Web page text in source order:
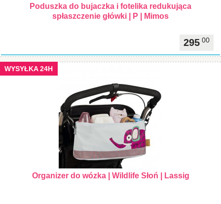
Poduszka do bujaczka i fotelika redukująca
spłaszczenie główki | P | Mimos
295 00
WYSYŁKA 24H
Organizer do wózka | Wildlife Słoń | Lassig